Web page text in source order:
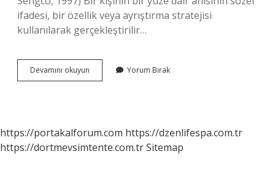
ifadesi, bir özellik veya ayrıştırma stratejisi
kullanılarak gerçekleştirilir…
Devamını okuyun Gölgeleme
Nedir
Yorum Bırak
https://portakalforum.com https://dzenlifespa.com.tr
https://dortmevsimtente.com.trSitemap